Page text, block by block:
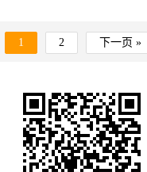
1 2 下一页 »